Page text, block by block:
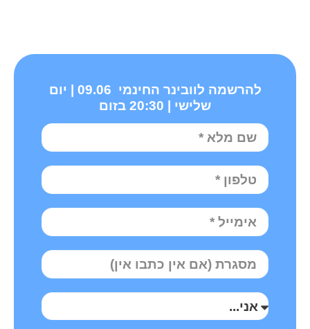
להרשמה לוובינר החינמי 09.06 | יום
שלישי | 20:30 בזום